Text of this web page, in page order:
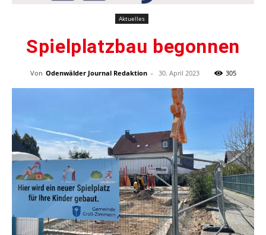
Aktuelles
Spielplatzbau begonnen
Von Odenwälder Journal Redaktion - 30. April 2023 305